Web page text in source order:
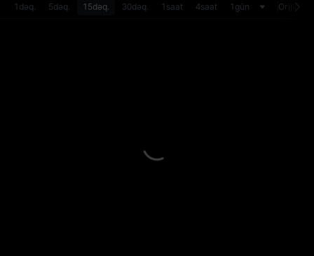
1dəq. 5dəq. 15dəq. 30dəq. 1saat 4saat 1gün Orijinal